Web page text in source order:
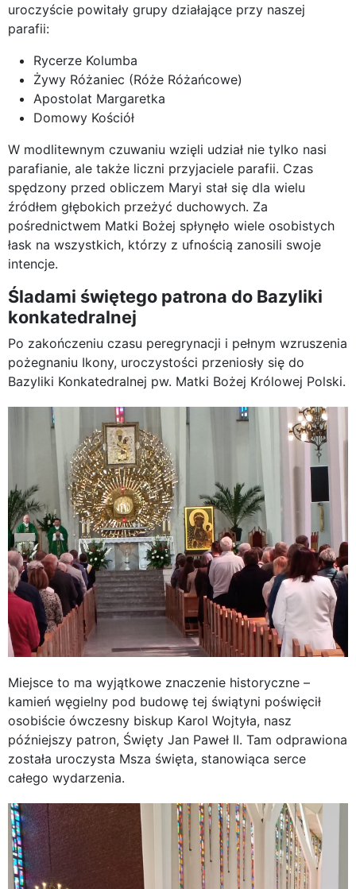
uroczyście powitały grupy działające przy naszej
parafii:
Rycerze Kolumba
Żywy Różaniec (Róże Różańcowe)
Apostolat Margaretka
Domowy Kościół
W modlitewnym czuwaniu wzięli udział nie tylko nasi
parafianie, ale także liczni przyjaciele parafii. Czas
spędzony przed obliczem Maryi stał się dla wielu
źródłem głębokich przeżyć duchowych. Za
pośrednictwem Matki Bożej spłynęło wiele osobistych
łask na wszystkich, którzy z ufnością zanosili swoje
intencje.
Śladami świętego patrona do Bazyliki
konkatedralnej
Po zakończeniu czasu peregrynacji i pełnym wzruszenia
pożegnaniu Ikony, uroczystości przeniosły się do
Bazyliki Konkatedralnej pw. Matki Bożej Królowej Polski.
Miejsce to ma wyjątkowe znaczenie historyczne –
kamień węgielny pod budowę tej świątyni poświęcił
osobiście ówczesny biskup Karol Wojtyła, nasz
późniejszy patron, Święty Jan Paweł II. Tam odprawiona
została uroczysta Msza święta, stanowiąca serce
całego wydarzenia.